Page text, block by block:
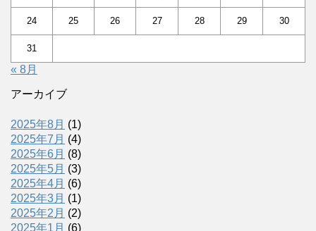
24 25 26 27 28 29 30
31
« 8月
アーカイブ
2025年8月 (1)
2025年7月 (4)
2025年6月 (8)
2025年5月 (3)
2025年4月 (6)
2025年3月 (1)
2025年2月 (2)
2025年1月 (6)